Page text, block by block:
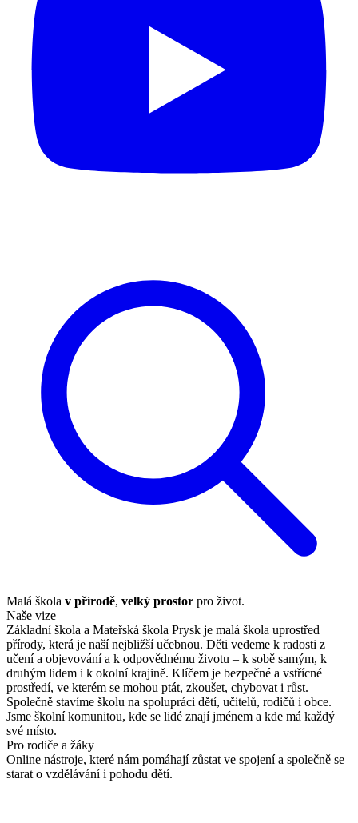
Malá škola v přírodě, velký prostor pro život.
Naše vize
Základní škola a Mateřská škola Prysk je malá škola uprostřed
přírody, která je naší nejbližší učebnou. Děti vedeme k radosti z
učení a objevování a k odpovědnému životu – k sobě samým, k
druhým lidem i k okolní krajině. Klíčem je bezpečné a vstřícné
prostředí, ve kterém se mohou ptát, zkoušet, chybovat i růst.
Společně stavíme školu na spolupráci dětí, učitelů, rodičů i obce.
Jsme školní komunitou, kde se lidé znají jménem a kde má každý
své místo.
Pro rodiče a žáky
Online nástroje, které nám pomáhají zůstat ve spojení a společně se
starat o vzdělávání i pohodu dětí.